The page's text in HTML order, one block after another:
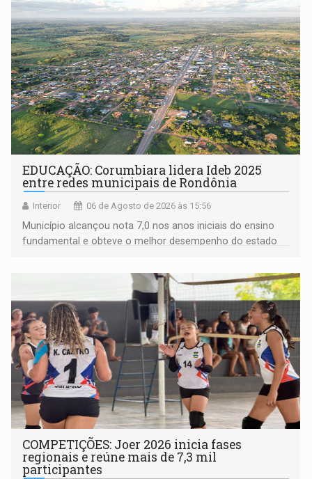
EDUCAÇÃO: Corumbiara lidera Ideb 2025
entre redes municipais de Rondônia
Interior 06 de Agosto de 2026 às 15:56
Município alcançou nota 7,0 nos anos iniciais do ensino
fundamental e obteve o melhor desempenho do estado
COMPETIÇÕES: Joer 2026 inicia fases
regionais e reúne mais de 7,3 mil
participantes